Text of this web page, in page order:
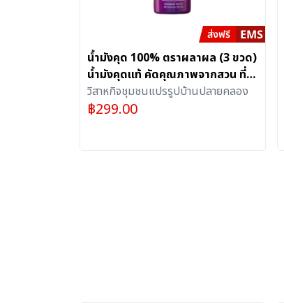
น้ำมังคุด 100% ตราผลาผล (3 ขวด)
น้ำมังคุดแท้ คัดคุณภาพจากสวน ที่
อัดแน่นด้วยประโยชน์เต็มขวด
วิสาหกิจชุมชนแปรรูปบ้านปลายคลอง
฿299.00